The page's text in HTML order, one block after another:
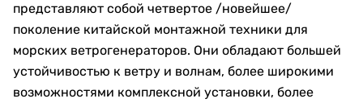
представляют собой четвертое /новейшее/
поколение китайской монтажной техники для
морских ветрогенераторов. Они обладают большей
устойчивостью к ветру и волнам, более широкими
возможностями комплексной установки, более